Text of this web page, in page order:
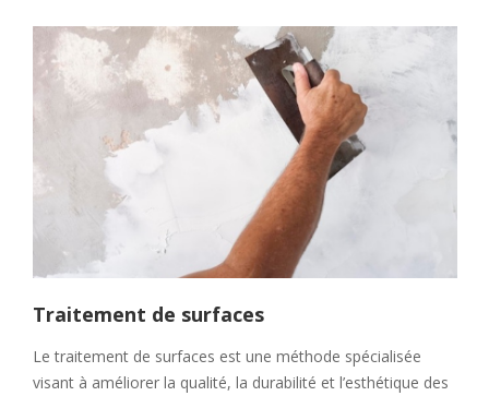
Traitement de surfaces
Le traitement de surfaces est une méthode spécialisée
visant à améliorer la qualité, la durabilité et l’esthétique des